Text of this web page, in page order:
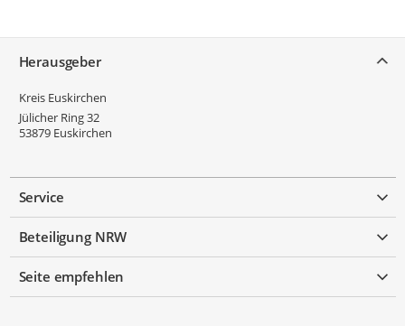
Herausgeber
Kreis Euskirchen
Jülicher Ring 32
53879 Euskirchen
Service
Beteiligung NRW
Seite empfehlen